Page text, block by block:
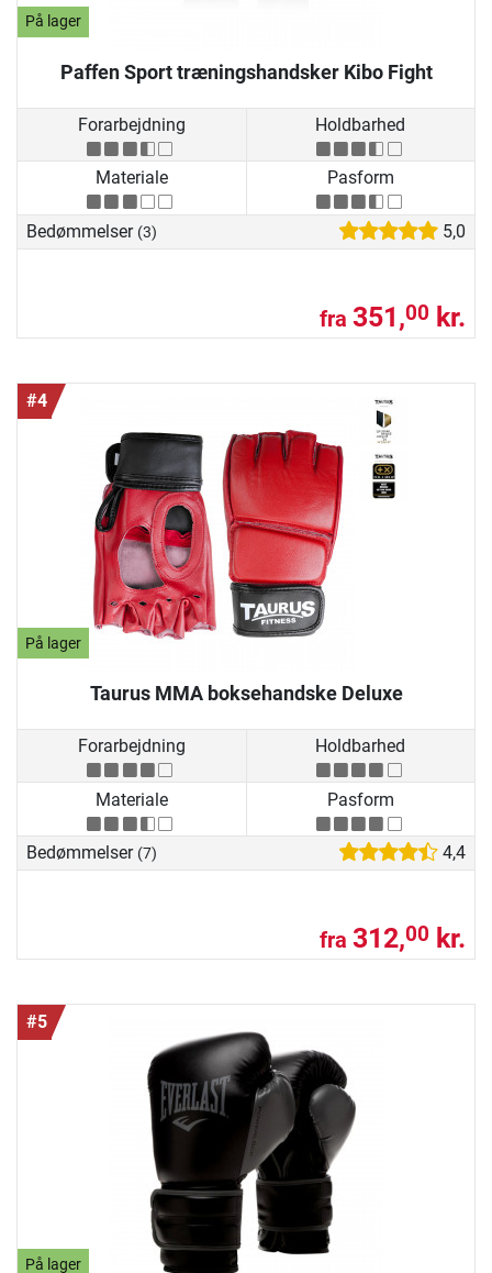
På lager
Paffen Sport træningshandsker Kibo Fight
Forarbejdning Holdbarhed
Materiale Pasform
Bedømmelser (3) 5,0
fra 351,00 kr.
#4
På lager
Taurus MMA boksehandske Deluxe
Forarbejdning Holdbarhed
Materiale Pasform
Bedømmelser (7) 4,4
fra 312,00 kr.
#5
På lager